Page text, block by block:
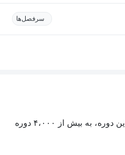
سرفصل‌ها
با خرید اشتراک مکتب‌پلاس، علاوه بر این دوره، به بیش از ۴،۰۰۰ دوره